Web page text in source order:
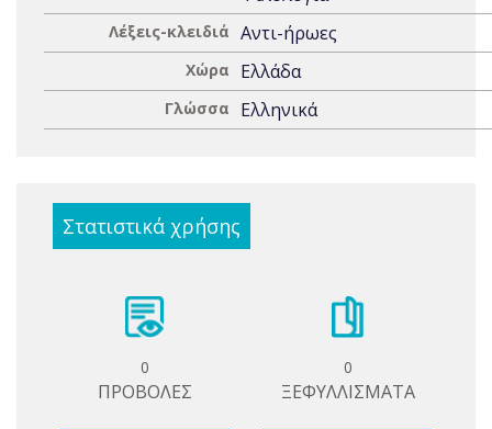
Λέξεις-κλειδιά Αντι-ήρωες
Χώρα Ελλάδα
Γλώσσα Ελληνικά
Στατιστικά χρήσης
0
ΠΡΟΒΟΛΕΣ
0
ΞΕΦΥΛΛΙΣΜΑΤΑ